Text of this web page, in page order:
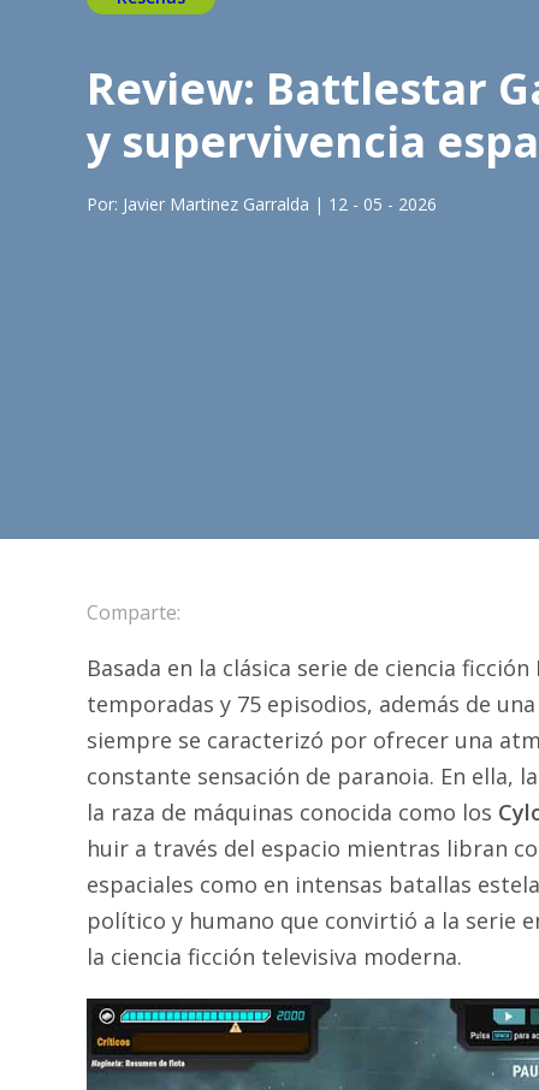
Review: Battlestar
y supervivencia
Por: Javier Martinez Garralda | 12 - 05 - 2026
Comparte:
Basada en la clásica serie de ciencia ficción
temporadas y 75 episodios, además de
siempre se caracterizó por ofrecer una
constante sensación de paranoia. En ella,
la raza de máquinas conocida como los
huir a través del espacio mientras libran
espaciales como en intensas batallas
político y humano que convirtió a la serie
la ciencia ficción televisiva moderna.